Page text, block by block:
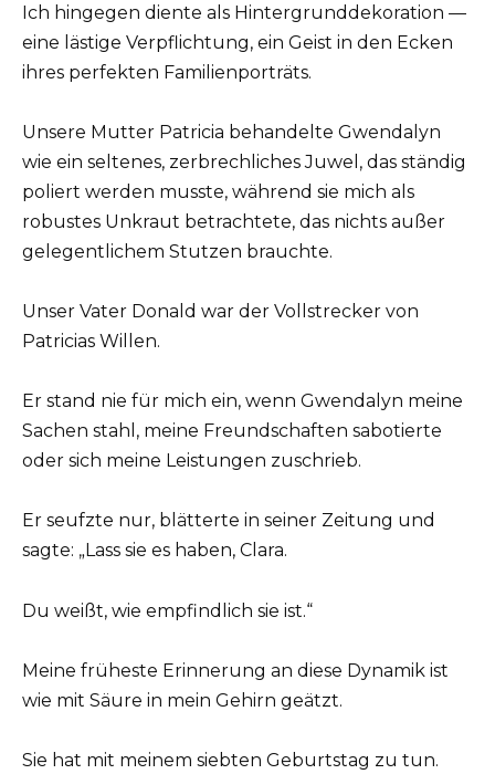
Ich hingegen diente als Hintergrunddekoration —
eine lästige Verpflichtung, ein Geist in den Ecken
ihres perfekten Familienporträts.
Unsere Mutter Patricia behandelte Gwendalyn
wie ein seltenes, zerbrechliches Juwel, das ständig
poliert werden musste, während sie mich als
robustes Unkraut betrachtete, das nichts außer
gelegentlichem Stutzen brauchte.
Unser Vater Donald war der Vollstrecker von
Patricias Willen.
Er stand nie für mich ein, wenn Gwendalyn meine
Sachen stahl, meine Freundschaften sabotierte
oder sich meine Leistungen zuschrieb.
Er seufzte nur, blätterte in seiner Zeitung und
sagte: „Lass sie es haben, Clara.
Du weißt, wie empfindlich sie ist.“
Meine früheste Erinnerung an diese Dynamik ist
wie mit Säure in mein Gehirn geätzt.
Sie hat mit meinem siebten Geburtstag zu tun.